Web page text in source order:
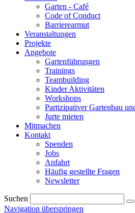
Garten - Café
Code of Conduct
Barrierearmut
Veranstaltungen
Projekte
Angebote
Gartenführungen
Trainings
Teambuilding
Kinder Aktivitäten
Workshops
Partizipativer Gartenbau
Jurte mieten
Mitmachen
Kontakt
Spenden
Jobs
Anfahrt
Häufig gestellte Fragen
Newsletter
Suchen
Navigation überspringen